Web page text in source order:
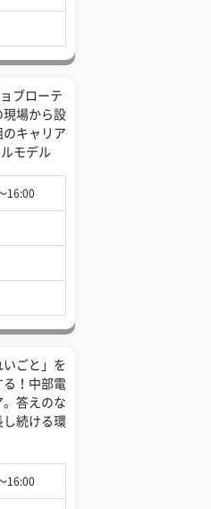
ブローテ
現場から設
キャリア
モデル
16:00
いごと」を
！中部電
。答えのな
し続ける環
16:00